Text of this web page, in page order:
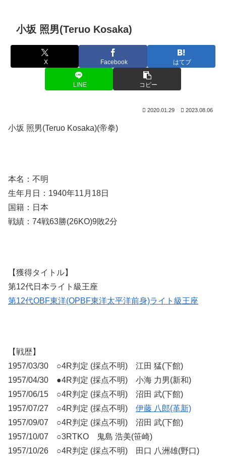
小坂 照男(Teruo Kosaka)
X Facebook はてブ
LINE コピー
2020.01.29 2023.08.06
小坂 照男(Teruo Kosaka)(帝拳)
本名：不明
生年月日：1940年11月18日
国籍：日本
戦績：74戦63勝(26KO)9敗2分
【獲得タイトル】
第12代日本ライト級王座
第12代OBF東洋(OPBF東洋太平洋前身)ライト級王座
【戦歴】
1957/03/30 ○4R判定 (採点不明) 江田 猛(下館)
1957/04/30 ●4R判定 (採点不明) 小海 力男(新和)
1957/06/15 ○4R判定 (採点不明) 沼田 武(下館)
1957/07/27 ○4R判定 (採点不明) 伊藤 八郎(革新)
1957/09/07 ○4R判定 (採点不明) 沼田 武(下館)
1957/10/07 ○3RTKO 鬼島 浩美(笹崎)
1957/10/26 ○4R判定 (採点不明) 田口 八洲雄(野口)